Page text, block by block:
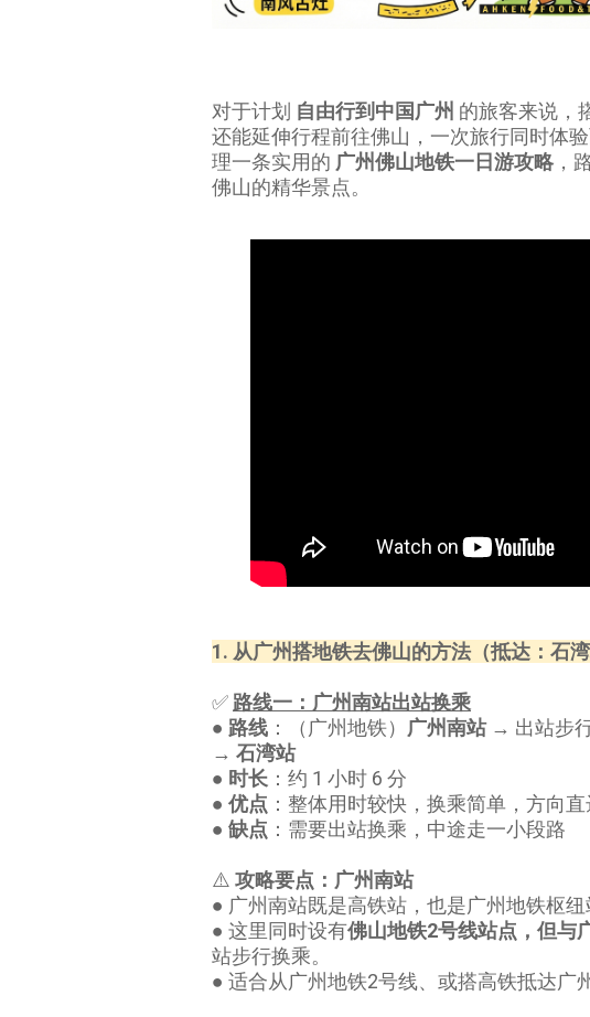
对于计划 自由行到中国广州 的旅客来说，
还能延伸行程前往佛山，一次旅行同时体
理一条实用的 广州佛山地铁一日游攻略 ，
佛山的精华景点。
1. 从广州搭地铁去佛山的方法（抵达：石湾
✅ 路线一：广州南站出站换乘
● 路线 ：（广州地铁） 广州南站→ 出站步
→ 石湾站
● 时长 ：约 1 小时 6 分
● 优点 ：整体用时较快，换乘简单，方向
● 缺点 ：需要出站换乘，中途走一小段路
⚠️ 攻略要点：广州南站
● 广州南站既是高铁站，也是广州地铁枢纽
● 这里同时设有佛山地铁2号线站点，但与
站步行换乘。
● 适合从广州地铁2号线、或搭高铁抵达广